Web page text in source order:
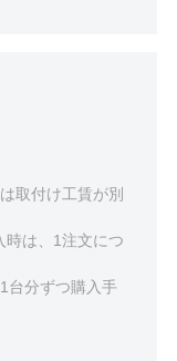
取付け工賃が別
時は、1注文につ
台分ずつ購入手